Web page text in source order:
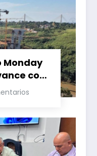
Monday
con